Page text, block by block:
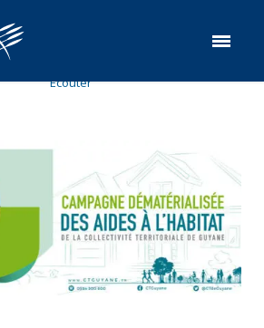
Ecouter